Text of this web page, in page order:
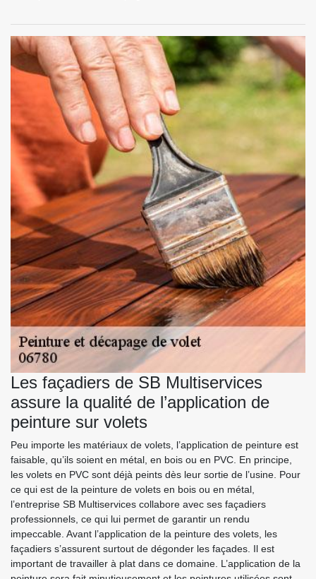
Les façadiers de SB Multiservices
assure la qualité de l’application de
peinture sur volets
Peu importe les matériaux de volets, l’application de peinture est
faisable, qu’ils soient en métal, en bois ou en PVC. En principe,
les volets en PVC sont déjà peints dès leur sortie de l’usine. Pour
ce qui est de la peinture de volets en bois ou en métal,
l’entreprise SB Multiservices collabore avec ses façadiers
professionnels, ce qui lui permet de garantir un rendu
impeccable. Avant l’application de la peinture des volets, les
façadiers s’assurent surtout de dégonder les façades. Il est
important de travailler à plat dans ce domaine. L’application de la